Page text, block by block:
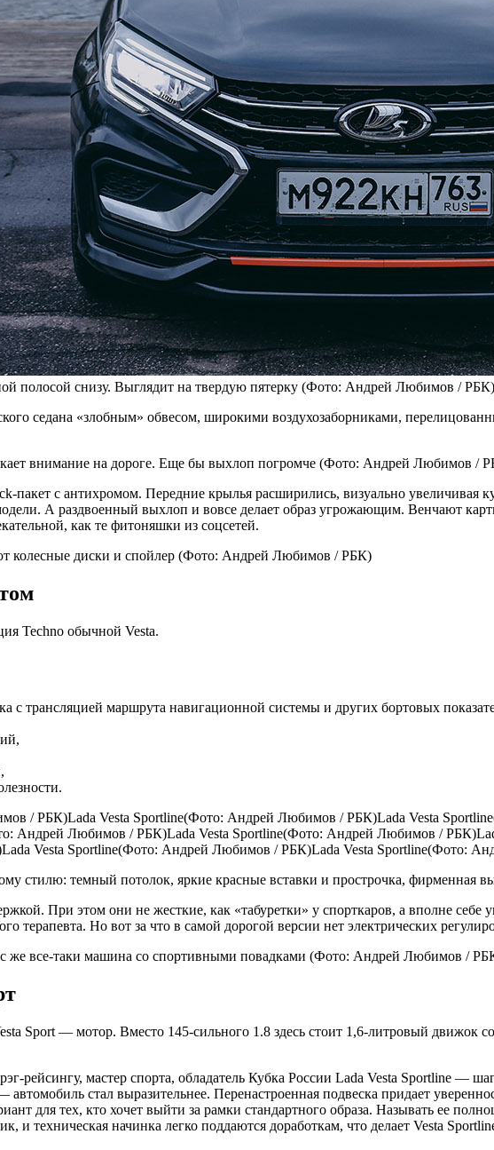
полосой снизу. Выглядит на твердую пятерку (Фото: Андрей Любимов / РБК)
седана «злобным» обвесом, широкими воздухозаборниками,
внимание на дороге. Еще бы выхлоп погромче (Фото: Андрей Любимов /
с антихромом. Передние крылья расширились, визуально увеличивая
А раздвоенный выхлоп и вовсе делает образ угрожающим. Венчают
как те фитоняшки из соцсетей.
колесные диски и спойлер (Фото: Андрей Любимов / РБК)
Techno обычной Vesta.
с трансляцией маршрута навигационной системы и других бортовых
/ РБК)Lada Vesta Sportline(Фото: Андрей Любимов / РБК)Lada Vesta
Андрей Любимов / РБК)Lada Vesta Sportline(Фото: Андрей Любимов /
Vesta Sportline(Фото: Андрей Любимов / РБК)Lada Vesta Sportline(Фото:
стилю: темный потолок, яркие красные вставки и прострочка, фирменная
При этом они не жесткие, как «табуретки» у спорткаров, а вполне себе
терапевта. Но вот за что в самой дорогой версии нет электрических
же все-таки машина со спортивными повадками (Фото: Андрей Любимов /
Sport — мотор. Вместо 145-сильного 1.8 здесь стоит 1,6-литровый движок
рейсингу, мастер спорта, обладатель Кубка России Lada Vesta Sportline —
автомобиль стал выразительнее. Перенастроенная подвеска придает
для тех, кто хочет выйти за рамки стандартного образа. Называть ее
и техническая начинка легко поддаются доработкам, что делает Vesta